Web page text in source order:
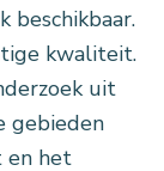
beschikbaar.
kwaliteit.
uit
gebieden
en het